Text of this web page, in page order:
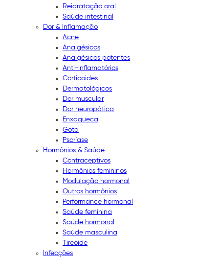
Reidratação oral
Saúde intestinal
Dor & Inflamação
Acne
Analgésicos
Analgésicos potentes
Anti-inflamatórios
Corticoides
Dermatológicos
Dor muscular
Dor neuropática
Enxaqueca
Gota
Psoríase
Hormônios & Saúde
Contraceptivos
Hormônios femininos
Modulação hormonal
Outros hormônios
Performance hormonal
Saúde feminina
Saúde hormonal
Saúde masculina
Tireoide
Infecções